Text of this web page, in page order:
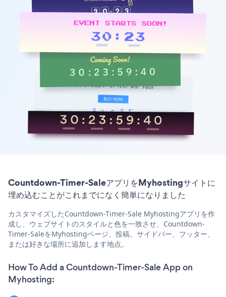
Countdown-Timer-SaleアプリをMyhostingサイトに
埋め込むことがこれまでになく簡単になりました
カスタマイズしたCountdown-Timer-Sale Myhostingアプリを作
成し、ウェブサイトのスタイルと色を一致させ、Countdown-
Timer-SaleをMyhostingページ、投稿、サイドバー、フッター、
または好きな場所に追加します地点。
How To Add a Countdown-Timer-Sale App on
Myhosting: